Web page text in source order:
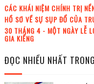
CÁC KHÁI NIỆM CHÍNH TRỊ
HỒ SƠ VỀ SỰ SỤP ĐỔ CỦA
30 THÁNG 4 - MỘT NGÀY LỄ
GIA KIỂNG
ĐỌC NHIỀU NHẤT